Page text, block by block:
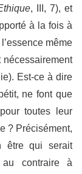
, III, 7), et
à la fois à
même
Est-ce à dire
ne font que
toutes leur
? Précisément,
être qui serait
au contraire à